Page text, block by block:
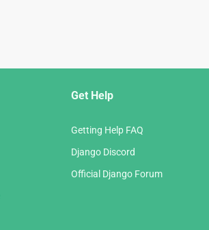
Get Help
Getting Help FAQ
Django Discord
Official Django Forum